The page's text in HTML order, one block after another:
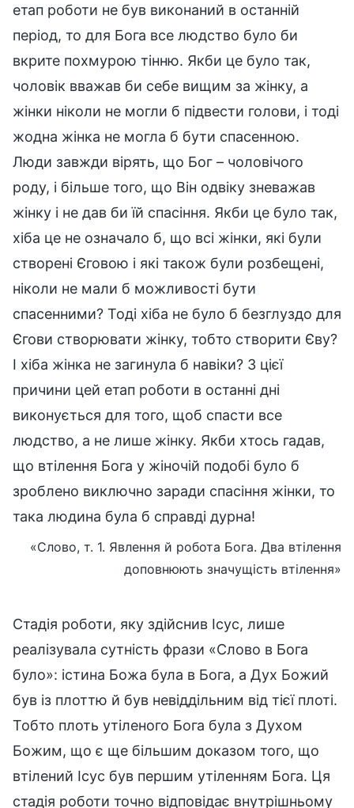
етап роботи не був виконаний в останній
період, то для Бога все людство було би
вкрите похмурою тінню. Якби це було так,
чоловік вважав би себе вищим за жінку, а
жінки ніколи не могли б підвести голови, і тоді
жодна жінка не могла б бути спасенною.
Люди завжди вірять, що Бог – чоловічого
роду, і більше того, що Він одвіку зневажав
жінку і не дав би їй спасіння. Якби це було так,
хіба це не означало б, що всі жінки, які були
створені Єговою і які також були розбещені,
ніколи не мали б можливості бути
спасенними? Тоді хіба не було б безглуздо для
Єгови створювати жінку, тобто створити Єву?
І хіба жінка не загинула б навіки? З цієї
причини цей етап роботи в останні дні
виконується для того, щоб спасти все
людство, а не лише жінку. Якби хтось гадав,
що втілення Бога у жіночій подобі було б
зроблено виключно заради спасіння жінки, то
така людина була б справді дурна!
«Слово, т. 1. Явлення й робота Бога. Два втілення
доповнюють значущість втілення»
Стадія роботи, яку здійснив Ісус, лише
реалізувала сутність фрази «Слово в Бога
було»: істина Божа була в Бога, а Дух Божий
був із плоттю й був невіддільним від тієї плоті.
Тобто плоть утіленого Бога була з Духом
Божим, що є ще більшим доказом того, що
втілений Ісус був першим утіленням Бога. Ця
стадія роботи точно відповідає внутрішньому